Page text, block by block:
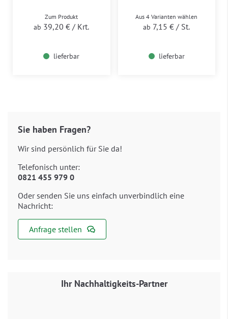
Zum Produkt
ab 39,20 € / Krt.
lieferbar
Aus 4 Varianten wählen
ab 7,15 € / St.
lieferbar
Sie haben Fragen?
Wir sind persönlich für Sie da!
Telefonisch unter:
0821 455 979 0
Oder senden Sie uns einfach unverbindlich eine
Nachricht:
Anfrage stellen
Ihr Nachhaltigkeits-Partner